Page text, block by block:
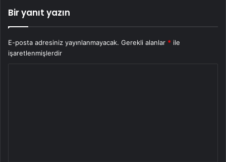
Bir yanıt yazın
E-posta adresiniz yayınlanmayacak. Gerekli alanlar * ile
işaretlenmişlerdir